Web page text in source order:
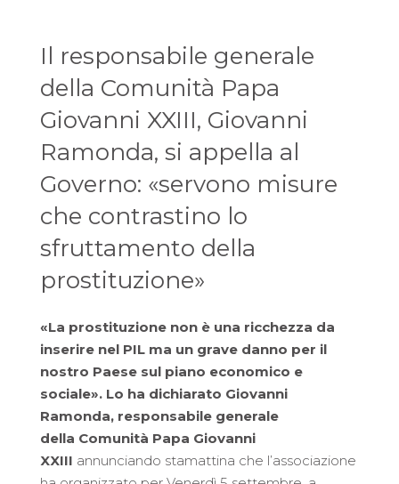
Il responsabile generale
della Comunità Papa
Giovanni XXIII, Giovanni
Ramonda, si appella al
Governo: «servono misure
che contrastino lo
sfruttamento della
prostituzione»
«La prostituzione non è una ricchezza da
inserire nel PIL ma un grave danno per il
nostro Paese sul piano economico e
sociale». Lo ha dichiarato Giovanni
Ramonda, responsabile generale
della Comunità Papa Giovanni
XXIII annunciando stamattina che l’associazione